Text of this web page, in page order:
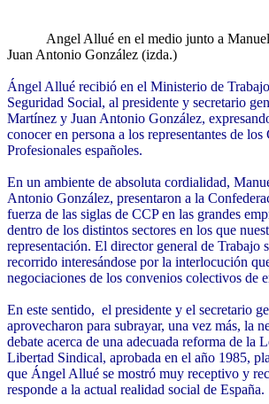
Angel Allué en el medio junto a Manuel
Juan Antonio González (izda.)
Ángel Allué recibió en el Ministerio de
Seguridad Social, al presidente y secretario
Martínez y Juan Antonio González,
conocer en persona a los representantes de los
Profesionales españoles.
En un ambiente de absoluta cordialidad,
Antonio González, presentaron a la
fuerza de las siglas de CCP en las grandes
dentro de los distintos sectores en los que
representación. El director general de Trabajo
recorrido interesándose por la interlocución
negociaciones de los convenios colectivos de
En este sentido, el presidente y el secretario
aprovecharon para subrayar, una vez más, la
debate acerca de una adecuada reforma de la
Libertad Sindical, aprobada en el año 1985,
que Ángel Allué se mostró muy receptivo y
responde a la actual realidad social de España.